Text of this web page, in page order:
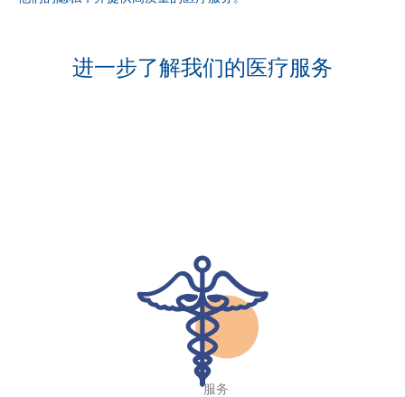
进一步了解我们的医疗服务
服务